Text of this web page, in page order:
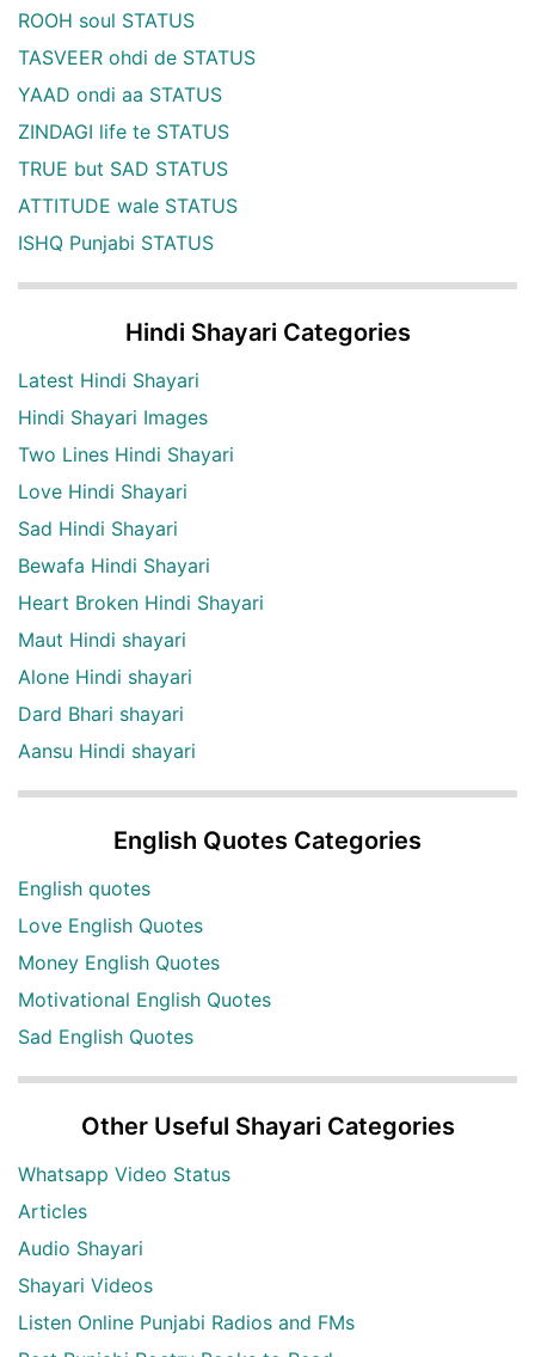
ROOH soul STATUS
TASVEER ohdi de STATUS
YAAD ondi aa STATUS
ZINDAGI life te STATUS
TRUE but SAD STATUS
ATTITUDE wale STATUS
ISHQ Punjabi STATUS
Hindi Shayari Categories
Latest Hindi Shayari
Hindi Shayari Images
Two Lines Hindi Shayari
Love Hindi Shayari
Sad Hindi Shayari
Bewafa Hindi Shayari
Heart Broken Hindi Shayari
Maut Hindi shayari
Alone Hindi shayari
Dard Bhari shayari
Aansu Hindi shayari
English Quotes Categories
English quotes
Love English Quotes
Money English Quotes
Motivational English Quotes
Sad English Quotes
Other Useful Shayari Categories
Whatsapp Video Status
Articles
Audio Shayari
Shayari Videos
Listen Online Punjabi Radios and FMs